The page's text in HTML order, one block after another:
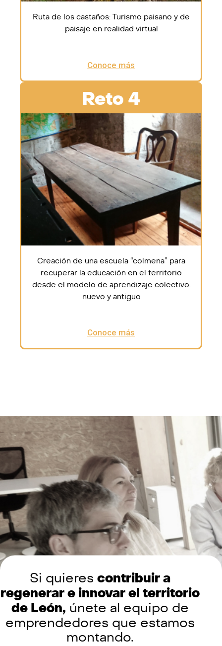
Ruta de los castaños: Turismo paisano y de
paisaje en realidad virtual
Conoce más
Reto 4
Creación de una escuela “colmena” para
recuperar la educación en el territorio
desde el modelo de aprendizaje colectivo:
nuevo y antiguo
Conoce más
Si quieres contribuir a
regenerar e innovar el territorio
de León, únete al equipo de
emprendedores que estamos
montando.